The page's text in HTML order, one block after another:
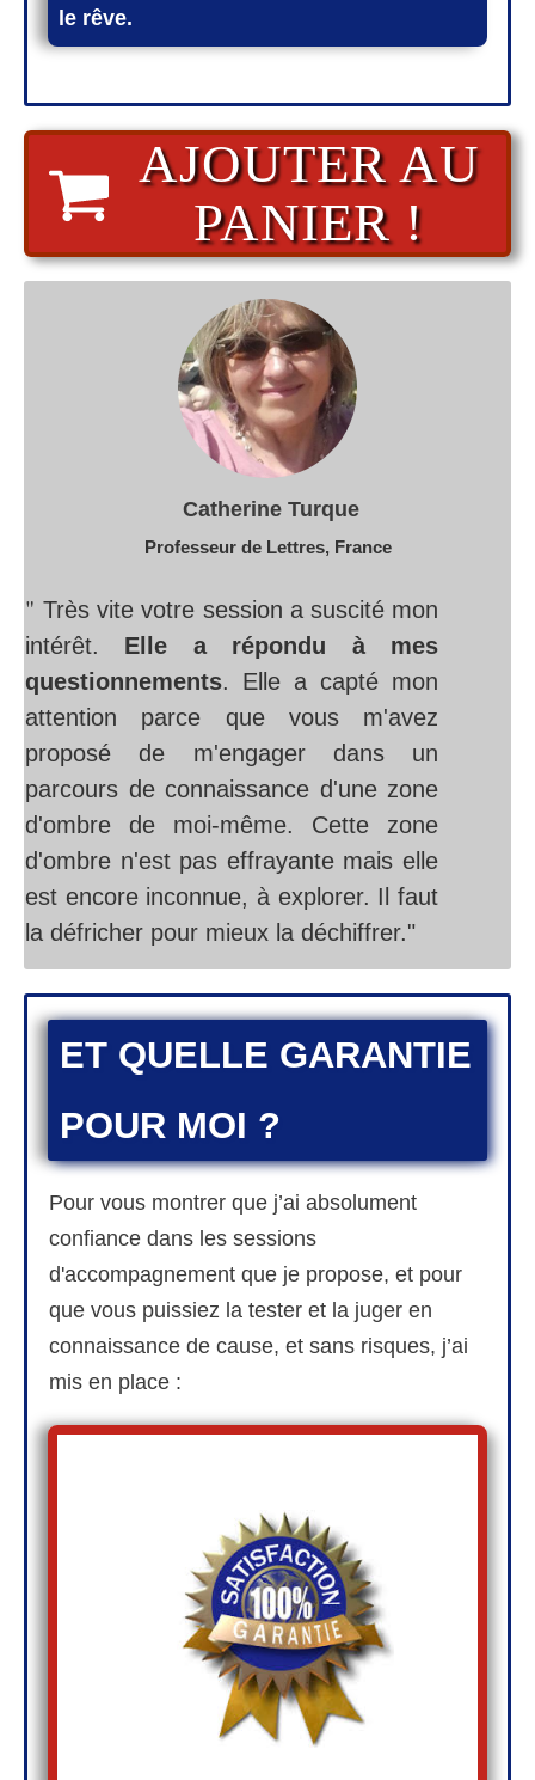
le rêve.
AJOUTER AU
PANIER !
​​Catherine Turque
Professeur de Lettres, France
"Très vite votre session a suscité mon
intérêt. Elle a répondu à mes
questionnements. Elle a capté mon
attention parce que vous m'avez
proposé de m'engager dans un
parcours de connaissance d'une zone
d'ombre de moi-même. Cette zone
d'ombre n'est pas effrayante mais elle
est encore inconnue, à explorer. Il faut
la défricher pour mieux la déchiffrer."
ET QUELLE GARANTIE
POUR MOI ?
Pour vous montrer que j’ai absolument
confiance dans les sessions
d'accompagnement que je propose, et pour
que vous puissiez la tester et la juger en
connaissance de cause, et sans risques, j’ai
mis en place :